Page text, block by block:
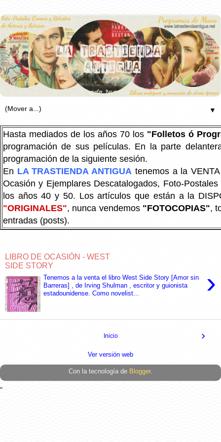
▼
Hasta mediados de los años 70 los "Folletos ó
programación de sus películas. En la parte
programación de la siguiente sesión.
En LA TRASTIENDA ANTIGUA tenemos a la
Ocasión y Ejemplares Descatalogados, Foto-
los años 40 y 50. Los artículos que están a la
"ORIGINALES", nunca vendemos "FOTOCOPIAS",
entradas (posts).
LIBRO DE OCASIÓN - WEST
SIDE STORY
›
Tenemos a la venta el libro West Side Story [Amor sin
Barreras] , de Irving Shulman , escritor y guionista
estadounidense. Como novelist...
›
Inicio
Ver versión web
Con la tecnología de Blogger.
"